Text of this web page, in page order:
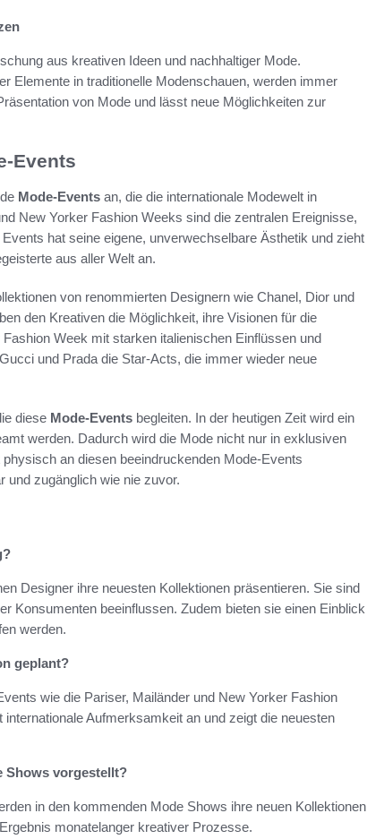
aus kreativen Ideen und nachhaltiger Mode.
Elemente in traditionelle Modenschauen, werden immer
von Mode und lässt neue Möglichkeiten zur
Events
Mode-Events an, die die internationale Modewelt in
New Yorker Fashion Weeks sind die zentralen Ereignisse,
hat seine eigene, unverwechselbare Ästhetik und zieht
aus aller Welt an.
von renommierten Designern wie Chanel, Dior und
den Kreativen die Möglichkeit, ihre Visionen für die
Week mit starken italienischen Einflüssen und
und Prada die Star-Acts, die immer wieder neue
diese Mode-Events begleiten. In der heutigen Zeit wird ein
werden. Dadurch wird die Mode nicht nur in exklusiven
an diesen beeindruckenden Mode-Events
und zugänglich wie nie zuvor.
Designer ihre neuesten Kollektionen präsentieren. Sie sind
Konsumenten beeinflussen. Zudem bieten sie einen Einblick
werden.
geplant?
wie die Pariser, Mailänder und New Yorker Fashion
Aufmerksamkeit an und zeigt die neuesten
Shows vorgestellt?
in den kommenden Mode Shows ihre neuen Kollektionen
monatelanger kreativer Prozesse.